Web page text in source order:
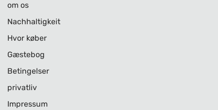
om os
Nachhaltigkeit
Hvor køber
Gæstebog
Betingelser
privatliv
Impressum